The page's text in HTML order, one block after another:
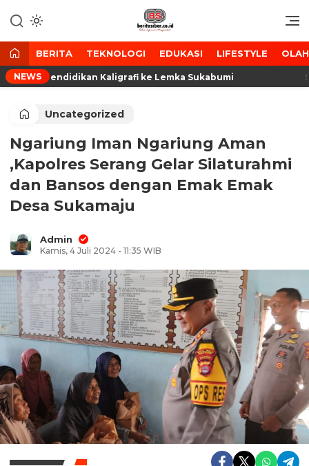
ke
konten
BeritaSiber.co.id
Media Tanggap Dan Akurat
BERITA TEKNOLOGI EDUKASI LIFESTYLE
NEWSPendidikan Kaligrafi ke Lemka Sukabumi
Uncategorized
Ngariung Iman Ngariung Aman
,Kapolres Serang Gelar Silaturahmi
dan Bansos dengan Emak Emak
Desa Sukamaju
Admin
Kamis, 4 Juli 2024 - 11:35 WIB